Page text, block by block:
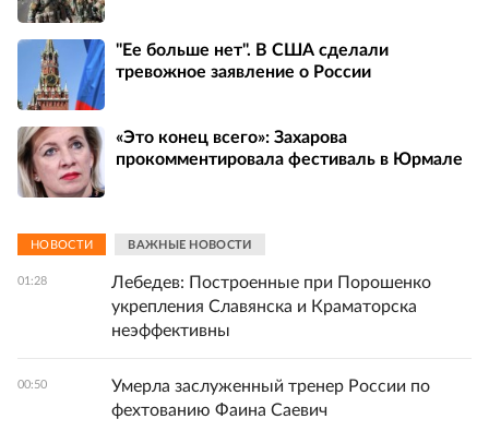
"Ее больше нет". В США сделали
тревожное заявление о России
«Это конец всего»: Захарова
прокомментировала фестиваль в Юрмале
НОВОСТИ ВАЖНЫЕ НОВОСТИ
01:28
Лебедев: Построенные при Порошенко
укрепления Славянска и Краматорска
неэффективны
00:50
Умерла заслуженный тренер России по
фехтованию Фаина Саевич